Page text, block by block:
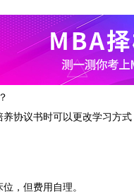
协议书时可以更改学习方
，但费用自理。